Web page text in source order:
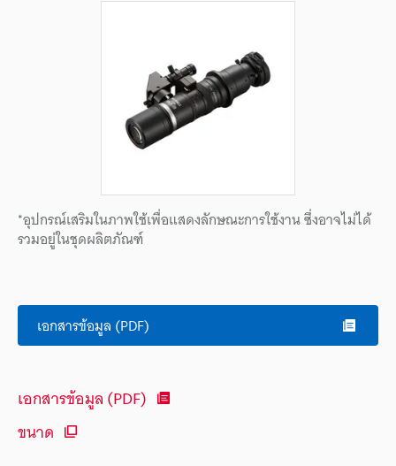
*อุปกรณ์เสริมในภาพใช้เพื่อแสดงลักษณะการใช้งาน ซึ่งอาจไม่ได้
รวมอยู่ในชุดผลิตภัณฑ์
เอกสารข้อมูล (PDF)
เอกสารข้อมูล (PDF)
ขนาด